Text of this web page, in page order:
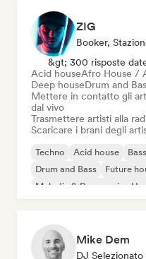
ZIG
Booker,
&gt; 300 risposte
Acid houseAfro House /
Deep houseDrum and
Mettere in contatto gli
dal vivo
Trasmettere artisti alla
Scaricare i brani degli
Techno Acid house
Drum and Bass
Future
Melodic & Progressive
Mike Dem
DJ Selezionato